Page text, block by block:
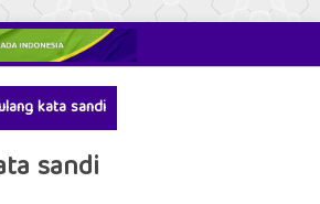
ISSN Online: 2622-4666
ISSN Cetak: 2356-3281
kata sandi
sandi